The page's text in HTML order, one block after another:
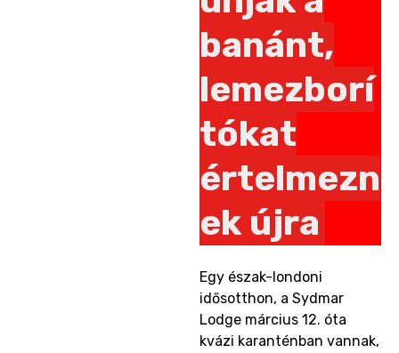
banánt,
lemezborí
tókat
értelmezn
ek újra
Egy észak-londoni
idősotthon, a Sydmar
Lodge március 12. óta
kvázi karanténban vannak,